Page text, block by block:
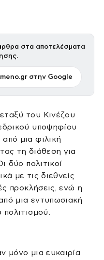
στα αποτελέσματα
στην Google
του Κινέζου
υποψηφίου
μια φιλική
τη διάθεση για
δύο πολιτικοί
με τις διεθνείς
προκλήσεις, ενώ η
μια εντυπωσιακή
πολιτισμού.
μόνο μια ευκαιρία